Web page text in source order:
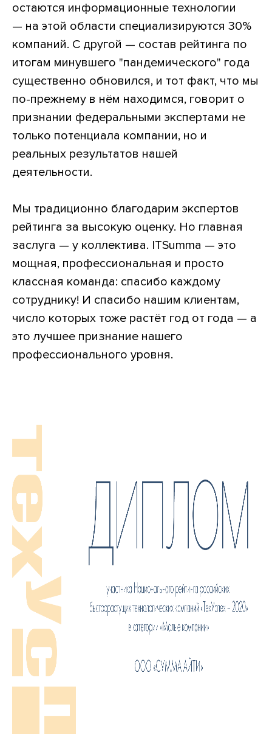
остаются информационные технологии
— на этой области специализируются 30%
компаний. С другой — состав рейтинга по
итогам минувшего "пандемического" года
существенно обновился, и тот факт, что мы
по-прежнему в нём находимся, говорит о
признании федеральными экспертами не
только потенциала компании, но и
реальных результатов нашей
деятельности.
Мы традиционно благодарим экспертов
рейтинга за высокую оценку. Но главная
заслуга — у коллектива. ITSumma — это
мощная, профессиональная и просто
классная команда: спасибо каждому
сотруднику! И спасибо нашим клиентам,
число которых тоже растёт год от года — а
это лучшее признание нашего
профессионального уровня.